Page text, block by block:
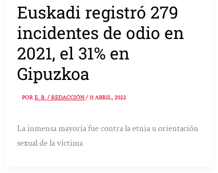
Euskadi registró 279
incidentes de odio en
2021, el 31% en
Gipuzkoa
PORE. B. / REDACCIÓN/11 ABRIL, 2022
La inmensa mayoría fue contra la etnia u orientación
sexual de la víctima